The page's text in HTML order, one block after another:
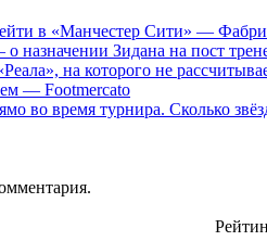
в «Манчестер Сити» —
назначении Зидана на пост
на которого не
— Footmercato
во время турнира. Сколько